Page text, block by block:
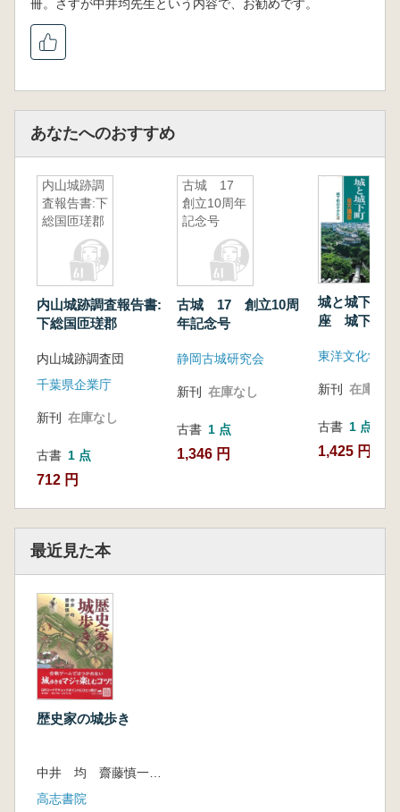
冊。さすが中井均先生という内容で、お勧めです。
あなたへのおすすめ
内山城跡調
査報告書:下
総国匝瑳郡
内山城跡調査報告書:
下総国匝瑳郡
内山城跡調査団
千葉県企業庁
新刊 在庫なし
古書 1 点
712 円
古城 17
創立10周年
記念号
古城 17 創立10周
年記念号
静岡古城研究会
新刊 在庫なし
古書 1 点
1,346 円
城と城下町
座 城下町の
東洋文化学院
新刊 在庫なし
古書 1 点
1,425 円
最近見た本
歴史家の城歩き
高志書院